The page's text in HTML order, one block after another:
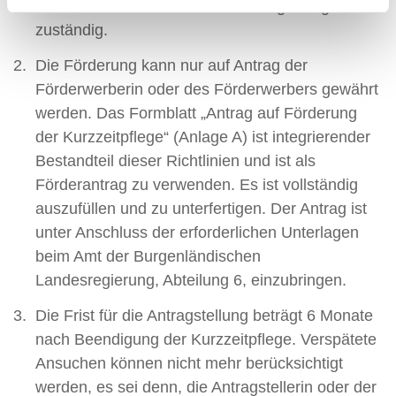
zuständig.
Die Förderung kann nur auf Antrag der
Förderwerberin oder des Förderwerbers gewährt
werden. Das Formblatt „Antrag auf Förderung
der Kurzzeitpflege“ (Anlage A) ist integrierender
Bestandteil dieser Richtlinien und ist als
Förderantrag zu verwenden. Es ist vollständig
auszufüllen und zu unterfertigen. Der Antrag ist
unter Anschluss der erforderlichen Unterlagen
beim Amt der Burgenländischen
Landesregierung, Abteilung 6, einzubringen.
Die Frist für die Antragstellung beträgt 6 Monate
nach Beendigung der Kurzzeitpflege. Verspätete
Ansuchen können nicht mehr berücksichtigt
werden, es sei denn, die Antragstellerin oder der